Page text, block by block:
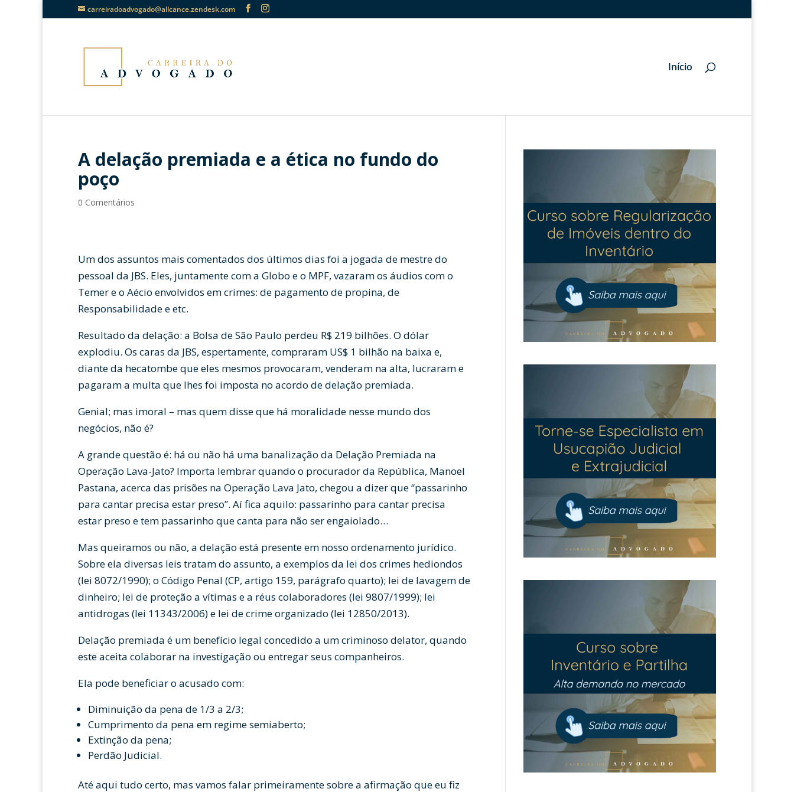
carreiradoadvogado@allcance.zendesk.com
Início
A delação premiada e a ética no fundo do
poço
0 Comentários
Um dos assuntos mais comentados dos últimos dias foi a jogada de mestre do
pessoal da JBS. Eles, juntamente com a Globo e o MPF, vazaram os áudios com o
Temer e o Aécio envolvidos em crimes: de pagamento de propina, de
Responsabilidade e etc.
Resultado da delação: a Bolsa de São Paulo perdeu R$ 219 bilhões. O dólar
explodiu. Os caras da JBS, espertamente, compraram US$ 1 bilhão na baixa e,
diante da hecatombe que eles mesmos provocaram, venderam na alta, lucraram e
pagaram a multa que lhes foi imposta no acordo de delação premiada.
Genial; mas imoral – mas quem disse que há moralidade nesse mundo dos
negócios, não é?
A grande questão é: há ou não há uma banalização da Delação Premiada na
Operação Lava-Jato? Importa lembrar quando o procurador da República, Manoel
Pastana, acerca das prisões na Operação Lava Jato, chegou a dizer que “passarinho
para cantar precisa estar preso”. Aí fica aquilo: passarinho para cantar precisa
estar preso e tem passarinho que canta para não ser engaiolado…
Mas queiramos ou não, a delação está presente em nosso ordenamento jurídico.
Sobre ela diversas leis tratam do assunto, a exemplos da lei dos crimes hediondos
(lei 8072/1990); o Código Penal (CP, artigo 159, parágrafo quarto); lei de lavagem de
dinheiro; lei de proteção a vítimas e a réus colaboradores (lei 9807/1999); lei
antidrogas (lei 11343/2006) e lei de crime organizado (lei 12850/2013).
Delação premiada é um benefício legal concedido a um criminoso delator, quando
este aceita colaborar na investigação ou entregar seus companheiros.
Ela pode beneficiar o acusado com:
Diminuição da pena de 1/3 a 2/3;
Cumprimento da pena em regime semiaberto;
Extinção da pena;
Perdão Judicial.
Até aqui tudo certo, mas vamos falar primeiramente sobre a afirmação que eu fiz